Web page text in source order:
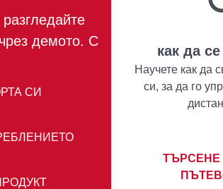
демото. С
СИ
как да
Научете как да
си, за да го